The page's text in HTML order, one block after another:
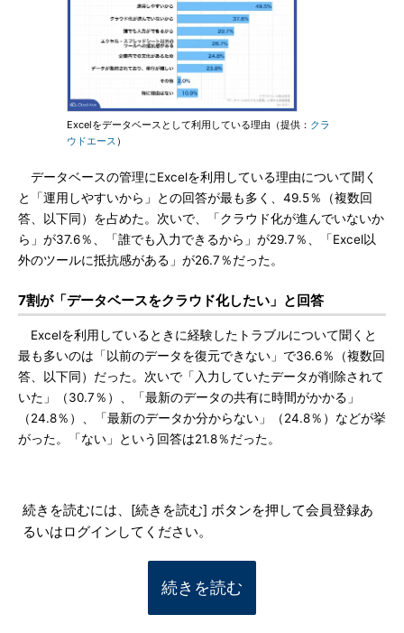
Excelをデータベースとして利用している理由（提供： クラ
ウドエース）
データベースの管理にExcelを利用している理由について聞く
と「運用しやすいから」との回答が最も多く、49.5％（複数回
答、以下同）を占めた。次いで、「クラウド化が進んでいないか
ら」が37.6％、「誰でも入力できるから」が29.7％、「Excel以
外のツールに抵抗感がある」が26.7％だった。
7割が「データベースをクラウド化したい」と回答
Excelを利用しているときに経験したトラブルについて聞くと
最も多いのは「以前のデータを復元できない」で36.6％（複数回
答、以下同）だった。次いで「入力していたデータが削除されて
いた」（30.7％）、「最新のデータの共有に時間がかかる」
（24.8％）、「最新のデータか分からない」（24.8％）などが挙
がった。「ない」という回答は21.8％だった。
続きを読むには、[続きを読む] ボタンを押して会員登録あ
るいはログインしてください。
続きを読む